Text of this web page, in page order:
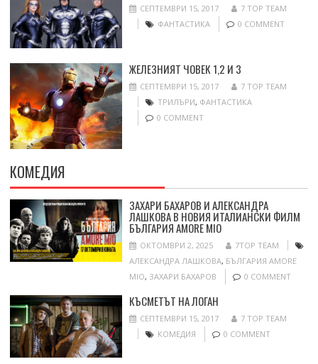
СЕПТЕМВРИ 15, 2017
7 TOP TEAM
ФАНТАСТИКА
0 COMMENT
ЖЕЛЕЗНИЯТ ЧОВЕК 1,2 И 3
СЕПТЕМВРИ 15, 2017
7 TOP TEAM
ТРИЛЪРИ, ФАНТАСТИКА
0 COMMENT
КОМЕДИЯ
ЗАХАРИ БАХАРОВ И АЛЕКСАНДРА
ЛАШКОВА В НОВИЯ ИТАЛИАНСКИ ФИЛМ
БЪЛГАРИЯ AMORE MIO
ОКТОМВРИ 2, 2025
7TOP TEAM
АЛЕКСАНДРА ЛАШКОВА, БЪЛГАРИЯ AMORE
MIO, ЗАХАРИ БАХАРОВ 0 COMMENT
КЪСМЕТЪТ НА ЛОГАН
СЕПТЕМВРИ 15, 2017
7 TOP TEAM
КОМЕДИЯ
0 COMMENT